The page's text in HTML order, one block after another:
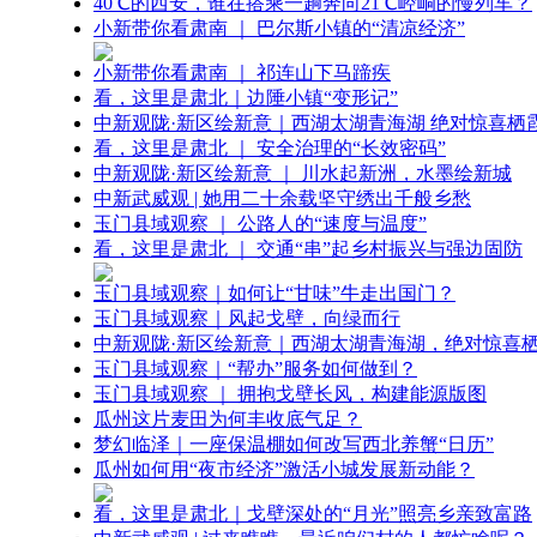
小新带你看肃南 ｜ 巴尔斯小镇的“清凉经济”
小新带你看肃南 ｜ 祁连山下马蹄疾
看，这里是肃北｜边陲小镇“变形记”
中新观陇·新区绘新意｜西湖太湖青海湖 绝对惊喜栖
看，这里是肃北 ｜ 安全治理的“长效密码”
中新观陇·新区绘新意 ｜ 川水起新洲，水墨绘新城
中新武威观 | 她用二十余载坚守绣出千般乡愁
玉门县域观察 ｜ 公路人的“速度与温度”
看，这里是肃北 ｜ 交通“串”起乡村振兴与强边固防
玉门县域观察｜如何让“甘味”牛走出国门？
玉门县域观察｜风起戈壁，向绿而行
中新观陇·新区绘新意｜西湖太湖青海湖，绝对惊喜
玉门县域观察｜“帮办”服务如何做到？
玉门县域观察 ｜ 拥抱戈壁长风，构建能源版图
瓜州这片麦田为何丰收底气足？
梦幻临泽｜一座保温棚如何改写西北养蟹“日历”
瓜州如何用“夜市经济”激活小城发展新动能？
看，这里是肃北｜戈壁深处的“月光”照亮乡亲致富路